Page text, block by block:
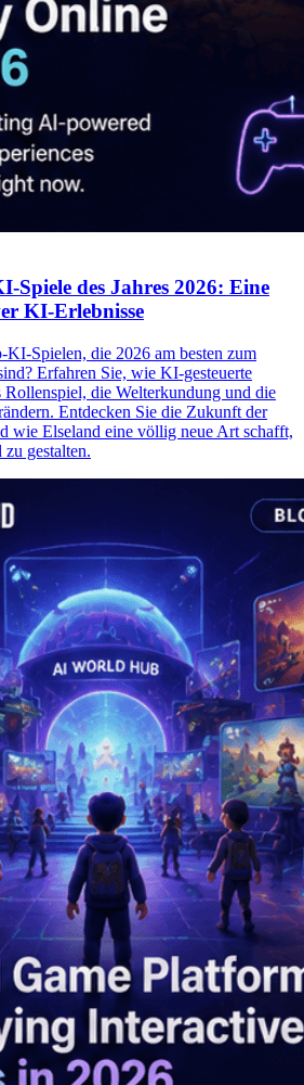
Spiele des Jahres 2026: Eine
KI-Erlebnisse
KI-Spielen, die 2026 am besten zum
Erfahren Sie, wie KI-gesteuerte
Rollenspiel, die Welterkundung und die
Entdecken Sie die Zukunft der
wie Elseland eine völlig neue Art schafft,
gestalten.